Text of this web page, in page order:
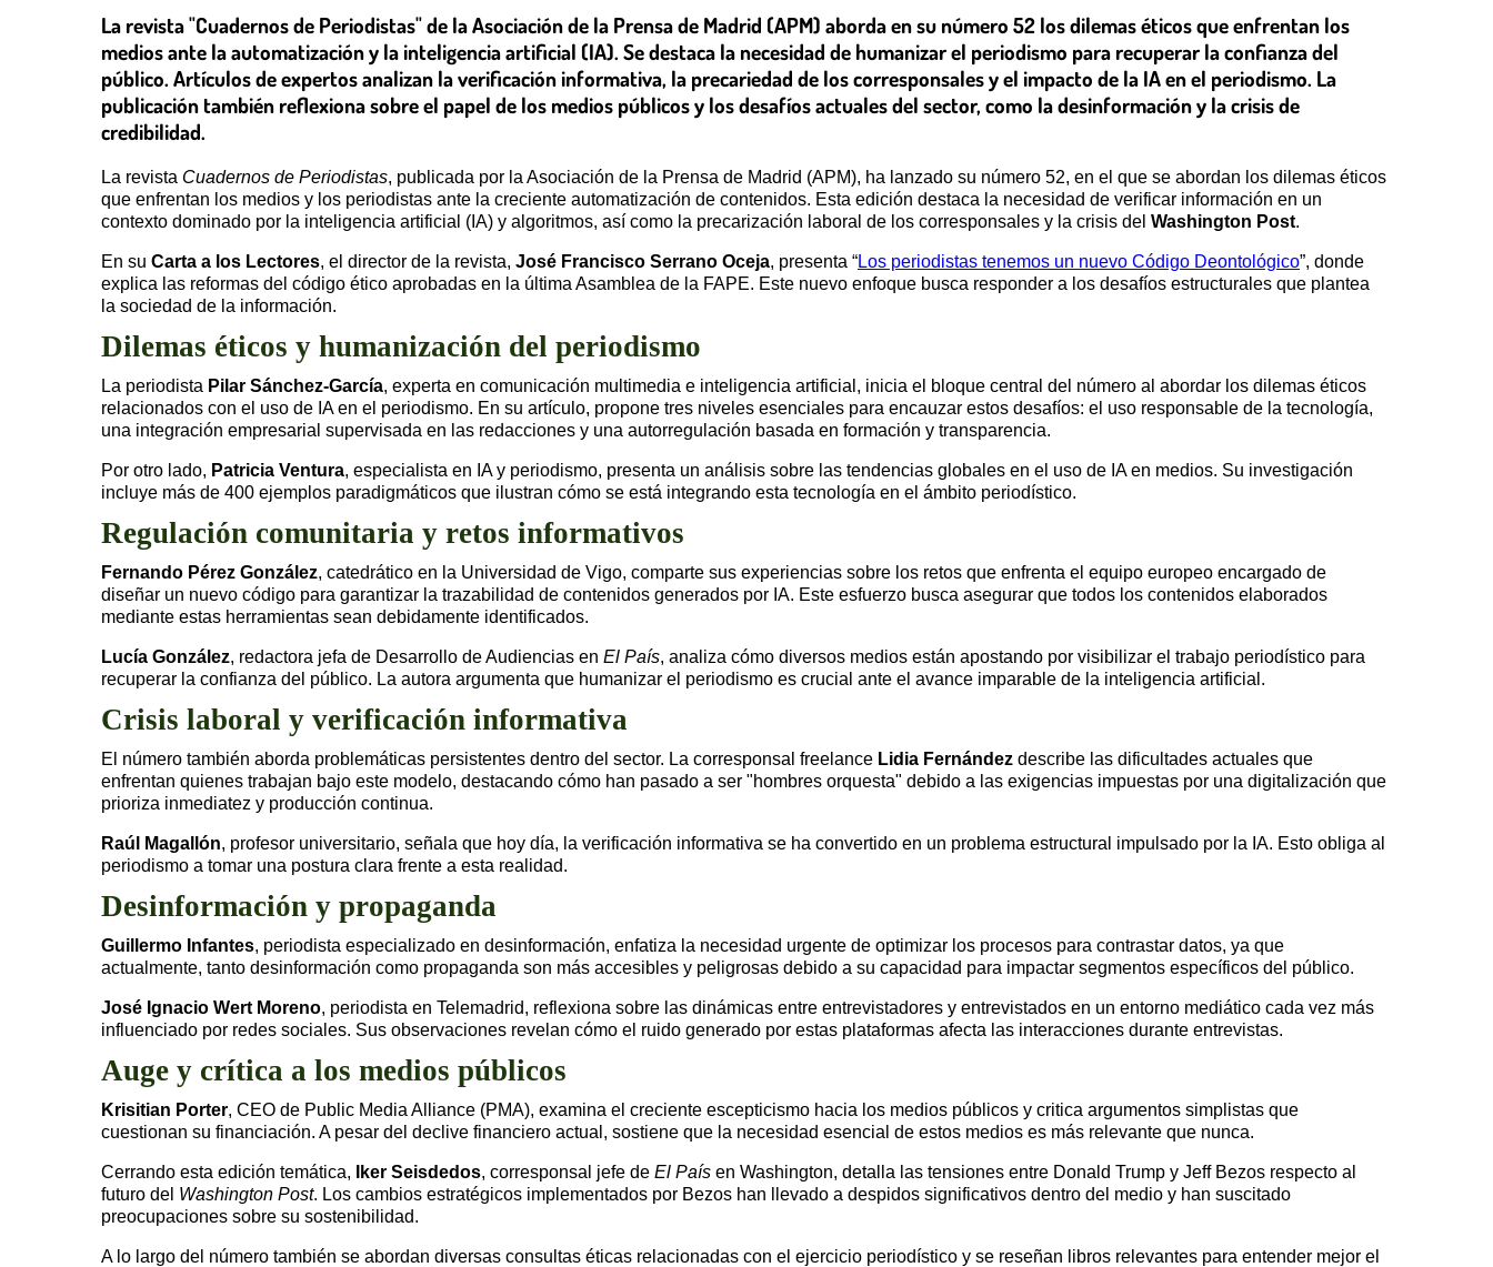
La revista "Cuadernos de Periodistas" de la Asociación de la Prensa de Madrid (APM) aborda en su número 52 los dilemas éticos que enfrentan los
medios ante la automatización y la inteligencia artificial (IA). Se destaca la necesidad de humanizar el periodismo para recuperar la confianza del
público. Artículos de expertos analizan la verificación informativa, la precariedad de los corresponsales y el impacto de la IA en el periodismo. La
publicación también reflexiona sobre el papel de los medios públicos y los desafíos actuales del sector, como la desinformación y la crisis de
credibilidad.
La revista Cuadernos de Periodistas, publicada por la Asociación de la Prensa de Madrid (APM), ha lanzado su número 52, en el que se abordan los dilemas éticos
que enfrentan los medios y los periodistas ante la creciente automatización de contenidos. Esta edición destaca la necesidad de verificar información en un
contexto dominado por la inteligencia artificial (IA) y algoritmos, así como la precarización laboral de los corresponsales y la crisis del Washington Post.
En su Carta a los Lectores, el director de la revista, José Francisco Serrano Oceja, presenta “Los periodistas tenemos un nuevo Código Deontológico”, donde
explica las reformas del código ético aprobadas en la última Asamblea de la FAPE. Este nuevo enfoque busca responder a los desafíos estructurales que plantea
la sociedad de la información.
Dilemas éticos y humanización del periodismo
La periodista Pilar Sánchez-García, experta en comunicación multimedia e inteligencia artificial, inicia el bloque central del número al abordar los dilemas éticos
relacionados con el uso de IA en el periodismo. En su artículo, propone tres niveles esenciales para encauzar estos desafíos: el uso responsable de la tecnología,
una integración empresarial supervisada en las redacciones y una autorregulación basada en formación y transparencia.
Por otro lado, Patricia Ventura, especialista en IA y periodismo, presenta un análisis sobre las tendencias globales en el uso de IA en medios. Su investigación
incluye más de 400 ejemplos paradigmáticos que ilustran cómo se está integrando esta tecnología en el ámbito periodístico.
Regulación comunitaria y retos informativos
Fernando Pérez González, catedrático en la Universidad de Vigo, comparte sus experiencias sobre los retos que enfrenta el equipo europeo encargado de
diseñar un nuevo código para garantizar la trazabilidad de contenidos generados por IA. Este esfuerzo busca asegurar que todos los contenidos elaborados
mediante estas herramientas sean debidamente identificados.
Lucía González, redactora jefa de Desarrollo de Audiencias en El País, analiza cómo diversos medios están apostando por visibilizar el trabajo periodístico para
recuperar la confianza del público. La autora argumenta que humanizar el periodismo es crucial ante el avance imparable de la inteligencia artificial.
Crisis laboral y verificación informativa
El número también aborda problemáticas persistentes dentro del sector. La corresponsal freelance Lidia Fernández describe las dificultades actuales que
enfrentan quienes trabajan bajo este modelo, destacando cómo han pasado a ser "hombres orquesta" debido a las exigencias impuestas por una digitalización que
prioriza inmediatez y producción continua.
Raúl Magallón, profesor universitario, señala que hoy día, la verificación informativa se ha convertido en un problema estructural impulsado por la IA. Esto obliga al
periodismo a tomar una postura clara frente a esta realidad.
Desinformación y propaganda
Guillermo Infantes, periodista especializado en desinformación, enfatiza la necesidad urgente de optimizar los procesos para contrastar datos, ya que
actualmente, tanto desinformación como propaganda son más accesibles y peligrosas debido a su capacidad para impactar segmentos específicos del público.
José Ignacio Wert Moreno, periodista en Telemadrid, reflexiona sobre las dinámicas entre entrevistadores y entrevistados en un entorno mediático cada vez más
influenciado por redes sociales. Sus observaciones revelan cómo el ruido generado por estas plataformas afecta las interacciones durante entrevistas.
Auge y crítica a los medios públicos
Krisitian Porter, CEO de Public Media Alliance (PMA), examina el creciente escepticismo hacia los medios públicos y critica argumentos simplistas que
cuestionan su financiación. A pesar del declive financiero actual, sostiene que la necesidad esencial de estos medios es más relevante que nunca.
Cerrando esta edición temática, Iker Seisdedos, corresponsal jefe de El País en Washington, detalla las tensiones entre Donald Trump y Jeff Bezos respecto al
futuro del Washington Post. Los cambios estratégicos implementados por Bezos han llevado a despidos significativos dentro del medio y han suscitado
preocupaciones sobre su sostenibilidad.
A lo largo del número también se abordan diversas consultas éticas relacionadas con el ejercicio periodístico y se reseñan libros relevantes para entender mejor el